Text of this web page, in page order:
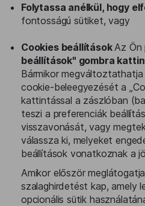
Folytassa anélkül, hogy
fontosságú sütiket, vagy
Cookies beállításokAz Ön
beállítások" gombra
Bármikor
cookie-beleegyezését a
kattintással a zászlóban
teszi a preferenciák
visszavonását, vagy
válassza ki, melyeket
beállítások vonatkoznak a
Amikor először
szalaghirdetést kap, amely
opcionális sütik